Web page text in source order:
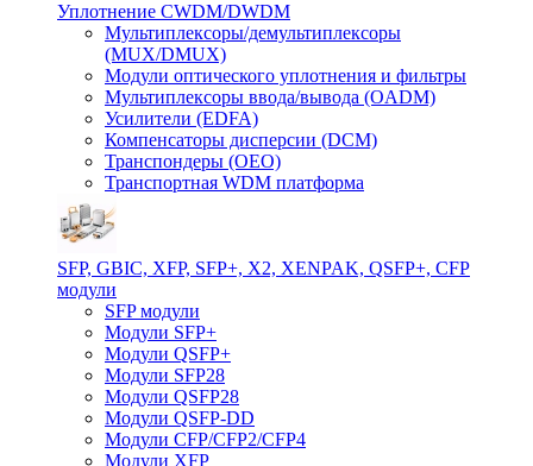
Уплотнение CWDM/DWDM
Мультиплексоры/демультиплексоры
(MUX/DMUX)
Модули оптического уплотнения и фильтры
Мультиплексоры ввода/вывода (OADM)
Усилители (EDFA)
Компенсаторы дисперсии (DCM)
Транспондеры (OEO)
Транспортная WDM платформа
SFP, GBIC, XFP, SFP+, X2, XENPAK, QSFP+, CFP
модули
SFP модули
Модули SFP+
Модули QSFP+
Модули SFP28
Модули QSFP28
Модули QSFP-DD
Модули CFP/CFP2/CFP4
Модули XFP